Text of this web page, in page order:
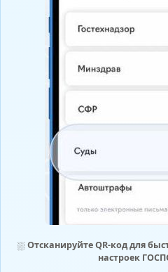
⛆ Отсканируйте QR-код для
настроек